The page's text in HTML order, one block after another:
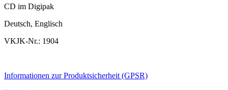
CD im Digipak
Deutsch, Englisch
VKJK-Nr.: 1904
Informationen zur Produktsicherheit (GPSR)